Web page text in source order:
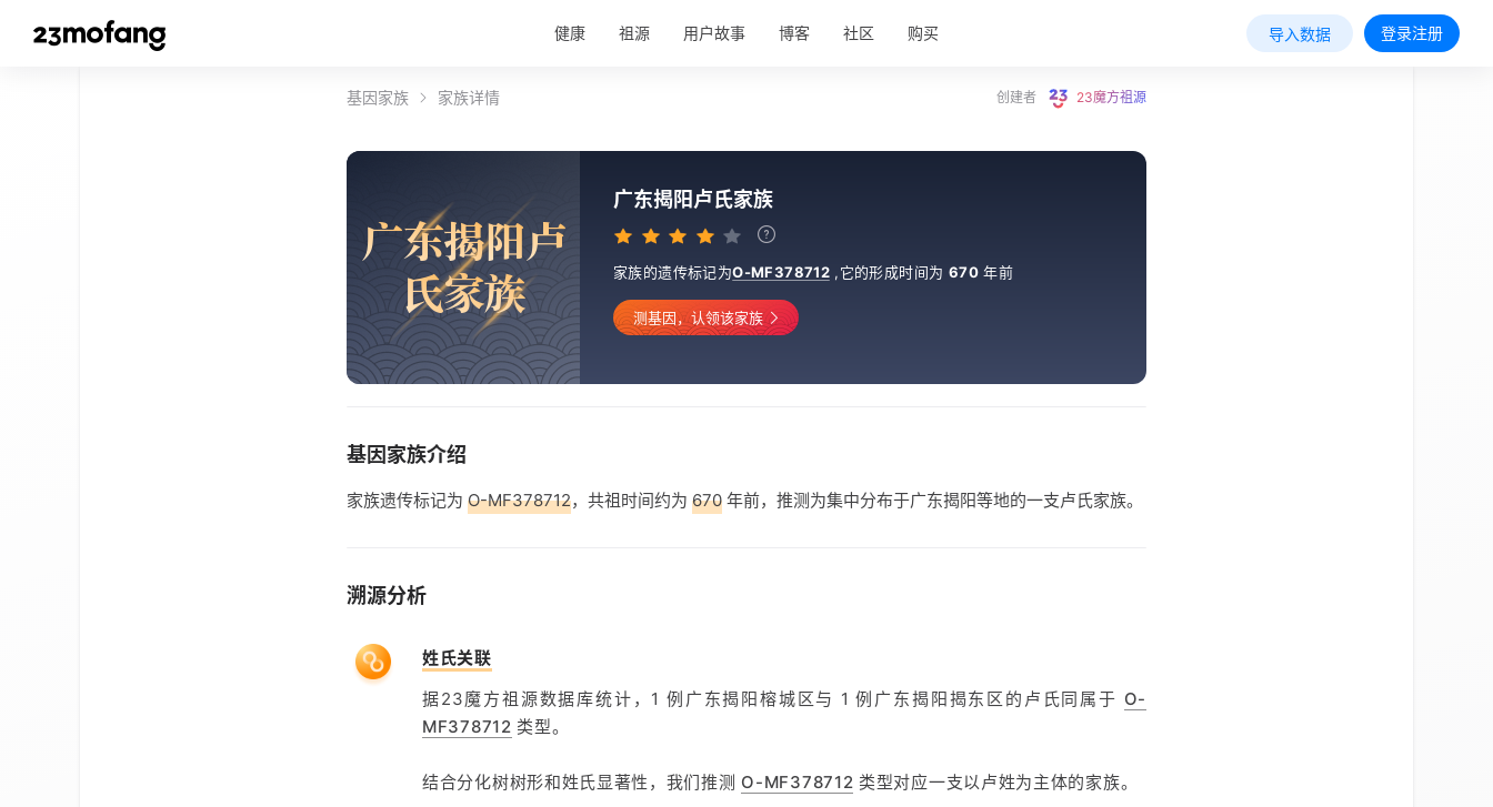
健康 祖源 用户故事 博客 社区 购买 导入数据 登录注册
基因家族 家族详情 创建者 23魔方祖源
广东揭阳卢
氏家族
广东揭阳卢氏家族
家族的遗传标记为O-MF378712 ,它的形成时间为 670 年前
测基因，认领该家族
基因家族介绍
家族遗传标记为 O-MF378712，共祖时间约为 670 年前，推测为集中分布于广东揭阳等地的一支卢氏家族。
溯源分析
姓氏关联
据23魔方祖源数据库统计，1 例广东揭阳榕城区与 1 例广东揭阳揭东区的卢氏同属于 O-
MF378712 类型。
结合分化树树形和姓氏显著性，我们推测 O-MF378712 类型对应一支以卢姓为主体的家族。